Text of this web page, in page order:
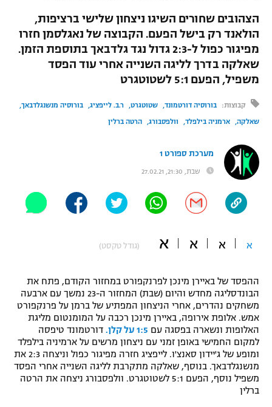
תוצאות
לוח שידורים
"מחצית בשכונה" – פודקאסט
תקנון עבור פעילות אלקטרה
תקנון עבור פעילות ספורט 1 – "מרלן"
גיימינג E-Sports
תנאי שימוש
מדיניות פרטיות
הפועל תל אביב
הפועל חיפה
הפועל באר שבע
מכבי נתניה
ליגה טורקית
ליגה סינית
ליגות נוספות
דני אבדיה
ג'ודו
אגרוף
ספורט אולימפי
UFC
היאבקות WWE
ספורט מוטורי
כדורמים
בייסבול MLB
ספורט אתגרי ואקסטרים
אומנויות לחימה
גיימינג E-Sports
הצהובים שחורים השיגו ניצחון שלישי ברציפות,
הולאנד רק בישל הפעם. הקבוצה של נאגלסמן חזרו
מפיגור כפול ל-2:3 גדול נגד גלדבאך בתוספת הזמן.
שאלקה בדרך לליגה השנייה אחרי עוד הפסד
משפיל, הפעם 5:1 לשטוטגרט
קבוצות: בורוסיה דורטמונד שטוטגרט ר.ב. לייפציג בורוסיה מנשנגלדבאך
שאלקה ארמניה בילפלד וולפסבורג הרטה ברלין
מערכת ספורט 1
שבת, 21:30, 27.02.21
א א א א (גודל טקסט)
ההפסד של באיירן מינכן לפרנקפורט במחזור הקודם, פתח את
הבונדסליגה מחדש והיום (שבת) המחזור ה-23 נמשך עם ארבעה
משחקים נהדרים, אחרי הניצחון המפתיע של ברמן על פרנקפורט
אמש. אלופת אירופה, באיירן מינכן רכבה על המומנטום מליגת
האלופות ונשארה בפסגה עם 1:5 על קלן.
דורטמונד טיפסה
למקום החמישי באופן זמני עם ניצחון מרשים על ארמיניה בילפלד
ומופע של ג'יידון סאנצ'ו. לייפציג חזרה מפיגור כפול וניצחה 2:3 את
מנשנגלדבאך. בנוסף, שאלקה מתקרבת לליגה השנייה אחרי הפסד
משפיל נוסף, הפעם 5:1 לשטוטגרט. וולפסבורג ניצחה את הרטה
ברלין